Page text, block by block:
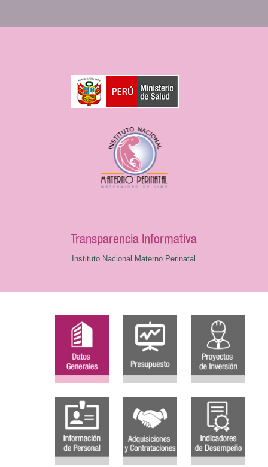
Transparencia Informativa
Instituto Nacional Materno Perinatal